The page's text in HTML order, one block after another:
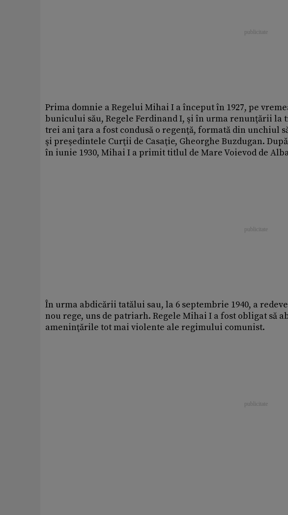
Prima domnie a Regelui Mihai I a început în 1927, pe
bunicului său, Regele Ferdinand I, şi în urma renunţării
trei ani ţara a fost condusă o regenţă, formată din
şi preşedintele Curţii de Casaţie, Gheorghe Buzdugan.
în iunie 1930, Mihai I a primit titlul de Mare Voievod de
În urma abdicării tatălui sau, la 6 septembrie 1940, a
nou rege, uns de patriarh. Regele Mihai I a fost obligat să
ameninţările tot mai violente ale regimului comunist.